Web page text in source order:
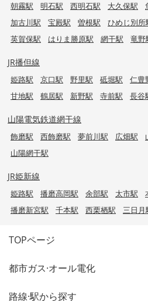
朝霧駅 明石駅 西明石駅 大久保駅
加古川駅
宝殿駅 曽根駅 ひめじ別所
英賀保駅
はりま勝原駅 網干駅 竜野
JR播但線
姫路駅 京口駅 野里駅 砥堀駅 仁豊
甘地駅
鶴居駅 新野駅 寺前駅 長谷
山陽電気鉄道網干線
飾磨駅 西飾磨駅 夢前川駅 広畑駅
山陽網干駅
JR姫新線
姫路駅 播磨高岡駅 余部駅 太市駅
播磨新宮駅
千本駅 西栗栖駅 三日月
TOPページ
都市ガス·オール電化
路線·駅から探す